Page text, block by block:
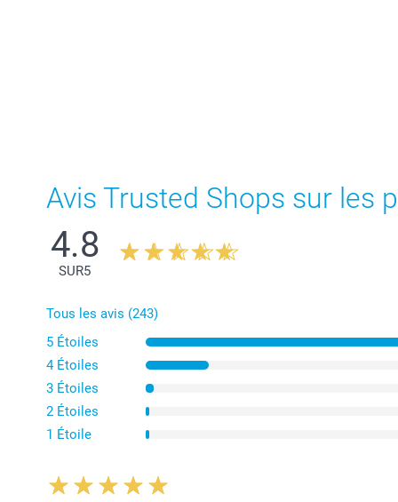
Avis Trusted Shops sur les
4.8
SUR5
Tous les avis (243)
5 Étoiles
4 Étoiles
3 Étoiles
2 Étoiles
1 Étoile